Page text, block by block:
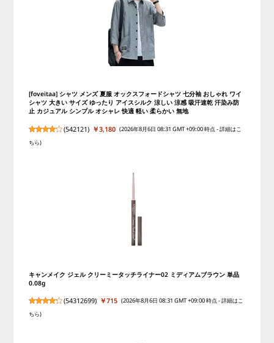
[foveitaa] シャツ メンズ 夏服 オックスフォードシャツ 七分袖 おしゃれ ワイ
シャツ 大きい サイズ ゆったり アイスシルク 涼しい 涼感 吸汗速乾 汗染み防
止 カジュアル シンプル オシャレ 快適 軽い 柔らかい 無地
(542121) ￥3,180 (2026年8月6日 08:31 GMT +09:00 時点 -詳細はこ
ちら)
キャンメイク ジェル クリーミータッチライナー02 ミディアムブラウン 単品
0.08g
(54312699) ￥715 (2026年8月6日 08:31 GMT +09:00 時点 -詳細はこ
ちら)